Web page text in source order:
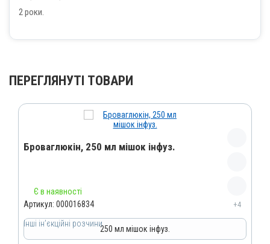
2 роки.
ПЕРЕГЛЯНУТІ ТОВАРИ
Інші ін’єкційні розчини
Броваглюкін, 250 мл мішок інфуз.
+4
Назва препарату
Броваглюкін
Артикул
Є в наявності
Артикул: 000016834
250 мл мішок інфуз.